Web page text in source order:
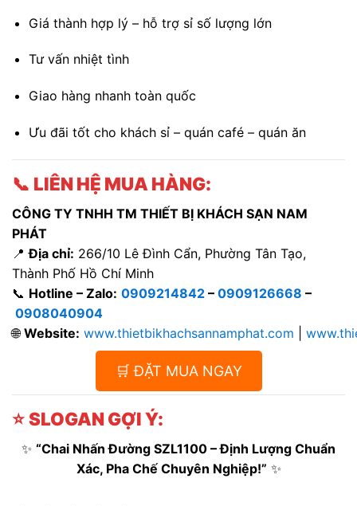
Giá thành hợp lý – hỗ trợ sỉ số lượng lớn
Tư vấn nhiệt tình
Giao hàng nhanh toàn quốc
Ưu đãi tốt cho khách sỉ – quán café – quán ăn
📞 LIÊN HỆ MUA HÀNG:
CÔNG TY TNHH TM THIẾT BỊ KHÁCH SẠN NAM
PHÁT
📍Địa chỉ: 266/10 Lê Đình Cẩn, Phường Tân Tạo,
Thành Phố Hồ Chí Minh
📞 Hotline – Zalo: 0909214842 – 0909126668 –
0908040904
🌐Website: www.thietbikhachsannamphat.com
🛒 ĐẶT MUA NGAY
⭐SLOGAN GỢI Ý:
✨ “Chai Nhấn Đường SZL1100 – Định Lượng Chuẩn
Xác, Pha Chế Chuyên Nghiệp!” ✨